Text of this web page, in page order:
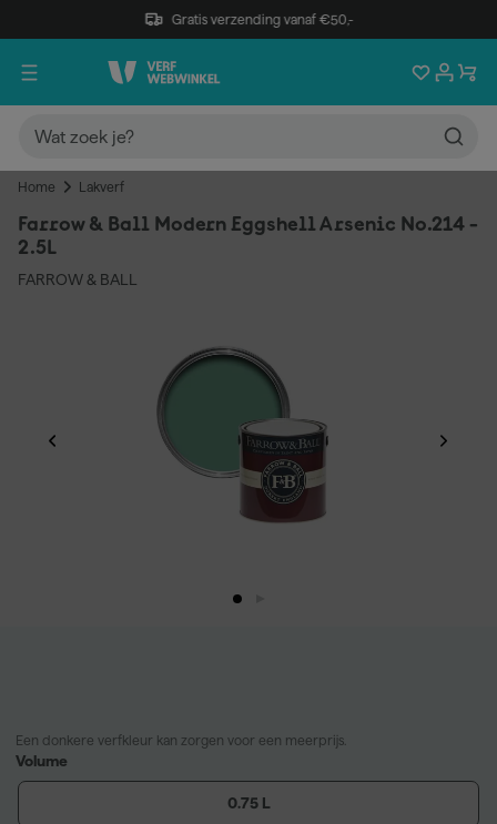
Gratis verzending vanaf €50,-
Home Lakverf
Farrow & Ball Modern Eggshell Arsenic No.214 -
2.5L
FARROW & BALL
Een donkere verfkleur kan zorgen voor een meerprijs.
Volume
0.75 L